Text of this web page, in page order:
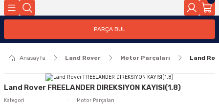
PARÇA BUL
Anasayfa Land Rover Motor Parçaları Land
Land Rover FREELANDER DIREKSIYON KAYISI(1.8)
Kategori
Motor Parçaları